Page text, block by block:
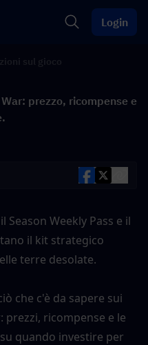
Login
prezzo, ricompense e
Season Weekly Pass e il
il kit strategico
terre desolate.
che c'è da sapere sui
prezzi, ricompense e le
quando investire per